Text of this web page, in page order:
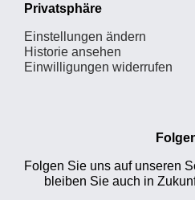
Privatsphäre
Einstellungen ändern
Historie ansehen
Einwilligungen widerrufen
Folgen Sie uns auf unseren
bleiben Sie auch in